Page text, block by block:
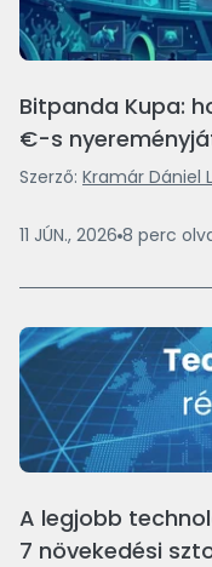
Bitpanda Kupa:
€-s
Szerző: Kramár Dániel
11 JÚN., 2026 8 perc
A legjobb
7 növekedési